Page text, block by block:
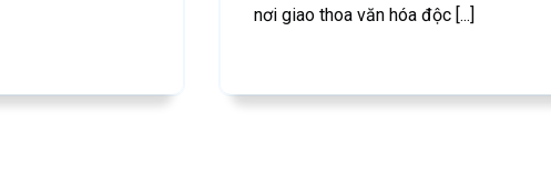
nơi giao thoa văn hóa độc [...]